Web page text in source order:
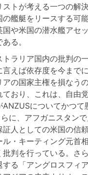
ストが考える一つの解
艦艇をリースする可
国や米国の潜水艦アセ
る。
ラリア国内の批判の
えば依存度を今まで
アの国家主権を損なう
おり、これは、自由
ANZUSについてかつて
に、アフガニスタン
証人としての米国の信
ル・キーティング元首
判を行っている。さ
する「アングロスフィ